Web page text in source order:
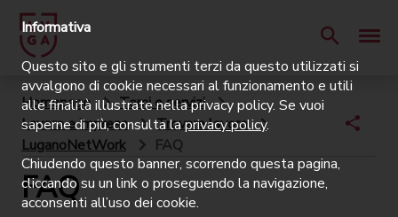
Homepage
Temi e servizi
Lavoro e impresa
Trovare lavoro
LuganoNetWork
FAQ
FAQ
Informativa
Questo sito e gli strumenti terzi da questo utilizzati si
avvalgono di cookie necessari al funzionamento e utili
alle finalità illustrate nella privacy policy. Se vuoi
saperne di più, consulta laprivacy policy.
Chiudendo questo banner, scorrendo questa pagina,
cliccando su un link o proseguendo la navigazione,
acconsenti all’uso dei cookie.